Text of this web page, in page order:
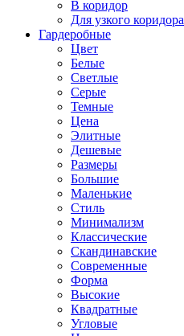
В коридор
Для узкого коридора
Гардеробные
Цвет
Белые
Светлые
Серые
Темные
Цена
Элитные
Дешевые
Размеры
Большие
Маленькие
Стиль
Минимализм
Классические
Скандинавские
Современные
Форма
Высокие
Квадратные
Угловые